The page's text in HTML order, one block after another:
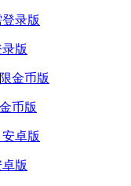
版
币版
版